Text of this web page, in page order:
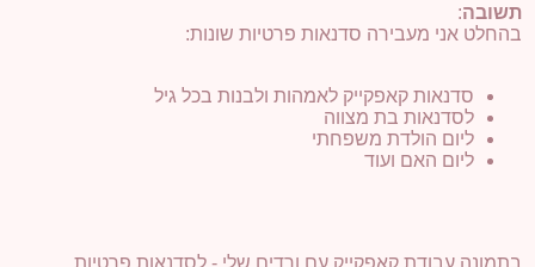
תשובה:
בהחלט אני מעבירה סדנאות פרטיות שונות:
סדנאות קאפקייק לאמהות ולבנות בכל גיל
לסדנאות בת מצווה
ליום הולדת משפחתי
ליום האם ועוד
בתמונה עבודת קאפקייק עם ורדים שלי - לסדנאות פרטיות